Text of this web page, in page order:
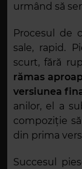
urmând să
Procesul de
sale, rapid.
scurt, fără
rămas
versiunea
anilor, el a
compoziție
din prima
Succesul